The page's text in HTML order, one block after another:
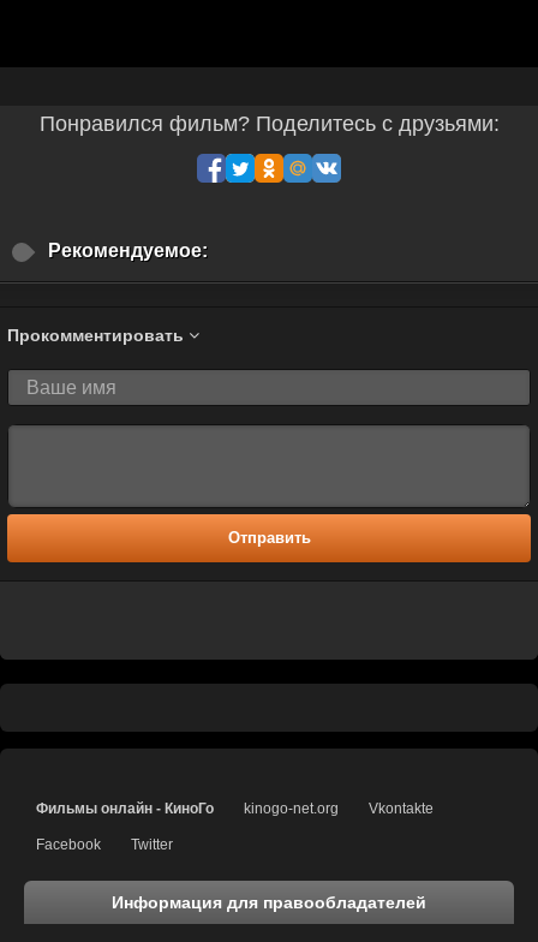
Понравился фильм? Поделитесь с друзьями:
Рекомендуемое:
Прокомментировать
Отправить
Фильмы онлайн - КиноГо kinogo-net.org Vkontakte
Facebook Twitter
Информация для правообладателей